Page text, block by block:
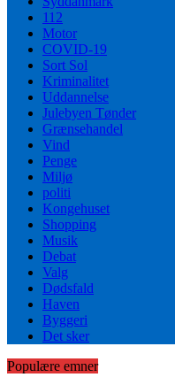
112
Motor
COVID-19
Sort Sol
Kriminalitet
Uddannelse
Julebyen Tønder
Grænsehandel
Vind
Penge
Miljø
politi
Kongehuset
Shopping
Musik
Debat
Valg
Dødsfald
Haven
Byggeri
Det sker
Populære emner